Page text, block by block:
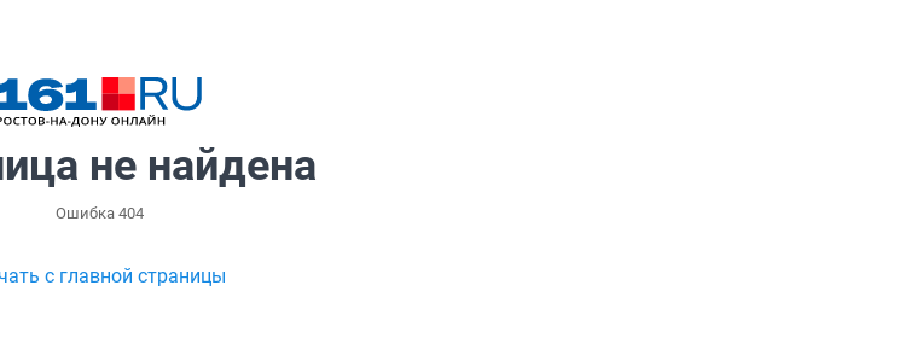
не найдена
Ошибка 404
с главной страницы